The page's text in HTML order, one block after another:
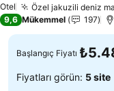
Otel Özel jakuzili deniz
9,6 Mükemmel 197
Başlangıç Fiyatı
Fiyatları görün: 5 site